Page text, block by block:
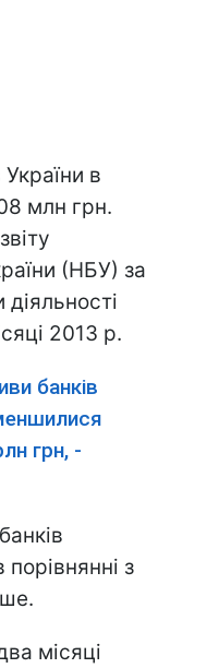
в
млн грн.
(НБУ) за
2013 р.
банків
грн, -
з
місяці